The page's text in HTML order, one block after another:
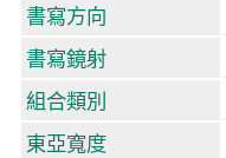
書寫方向
書寫鏡射
組合類別
東亞寬度